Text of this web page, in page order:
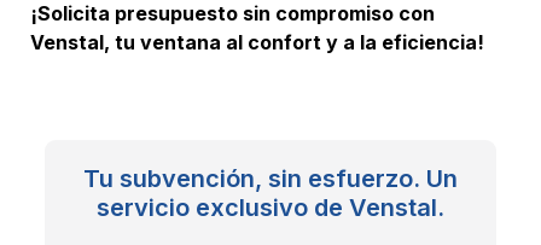
¡Solicita presupuesto sin compromiso con
Venstal, tu ventana al confort y a la eficiencia!
Tu subvención, sin esfuerzo. Un
servicio exclusivo de Venstal.